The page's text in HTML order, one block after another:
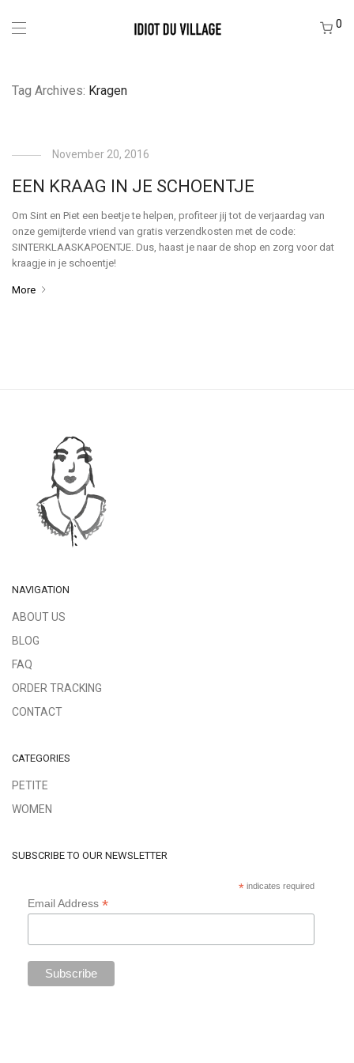
0
Tag Archives: Kragen
November 20, 2016
EEN KRAAG IN JE SCHOENTJE
Om Sint en Piet een beetje te helpen, profiteer jij tot de verjaardag van
onze gemijterde vriend van gratis verzendkosten met de code:
SINTERKLAASKAPOENTJE. Dus, haast je naar de shop en zorg voor dat
kraagje in je schoentje!
More
NAVIGATION
ABOUT US
BLOG
FAQ
ORDER TRACKING
CONTACT
CATEGORIES
PETITE
WOMEN
SUBSCRIBE TO OUR NEWSLETTER
*indicates required
Email Address *